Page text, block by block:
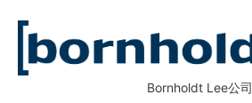
Bornholdt Lee公司